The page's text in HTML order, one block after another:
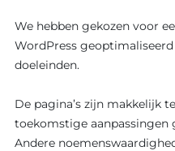
We hebben gekozen voor
WordPress
doeleinden.
De pagina’s zijn makkelijk
toekomstige aanpassingen
Andere